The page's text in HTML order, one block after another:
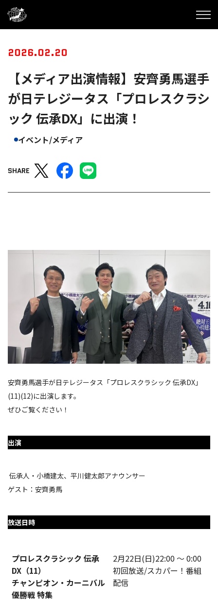
2026.02.20
【メディア出演情報】安齊勇馬選手
が日テレジータス「プロレスクラシ
ック 伝承DX」に出演！
イベント/メディア
SHARE
安齊勇馬選手が日テレジータス「プロレスクラシック 伝承DX」
(11)(12)に出演します。
ぜひご覧ください！
出演
伝承人・小橋建太、平川健太郎アナウンサー
ゲスト：安齊勇馬
放送日時
プロレスクラシック 伝承
DX （11）
チャンピオン・カーニバル
優勝戦 特集
2月22日(日)22:00 ～ 0:00
初回放送/スカパー！番組
配信